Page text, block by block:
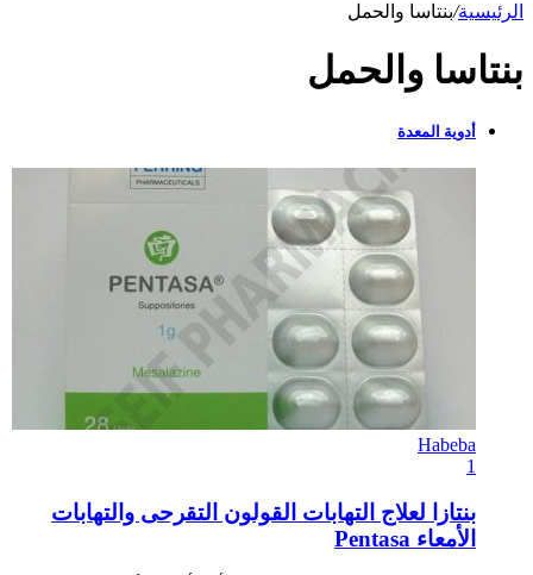
الرئيسية/بنتاسا والحمل
بنتاسا والحمل
أدوية المعدة
Habeba
1
بنتازا لعلاج التهابات القولون التقرحى والتهابات
الأمعاء Pentasa